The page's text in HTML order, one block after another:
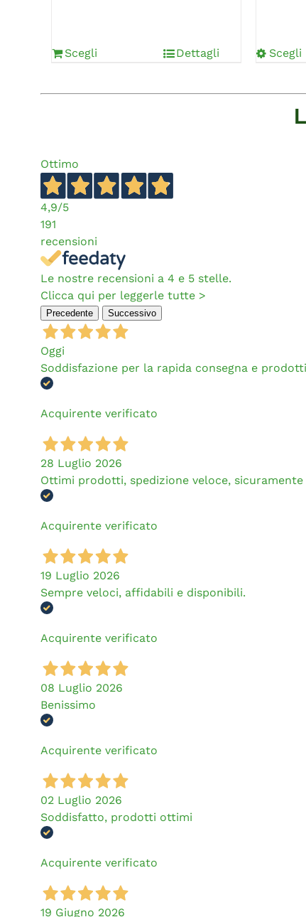
Scegli Dettagli Scegli
Ottimo
4,9/5
191
recensioni
Le nostre recensioni a 4 e 5 stelle.
Clicca qui per leggerle tutte >
Precedente Successivo
Oggi
Soddisfazione per la rapida consegna e
Acquirente verificato
28 Luglio 2026
Ottimi prodotti, spedizione veloce,
Acquirente verificato
19 Luglio 2026
Sempre veloci, affidabili e disponibili.
Acquirente verificato
08 Luglio 2026
Benissimo
Acquirente verificato
02 Luglio 2026
Soddisfatto, prodotti ottimi
Acquirente verificato
19 Giugno 2026